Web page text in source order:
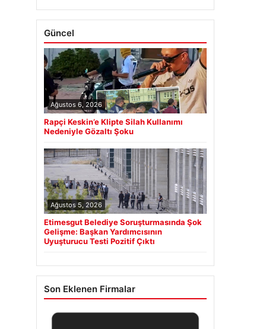
Güncel
Ağustos 6, 2026
Rapçi Keskin’e Klipte Silah Kullanımı
Nedeniyle Gözaltı Şoku
Ağustos 5, 2026
Etimesgut Belediye Soruşturmasında Şok
Gelişme: Başkan Yardımcısının
Uyuşturucu Testi Pozitif Çıktı
Son Eklenen Firmalar